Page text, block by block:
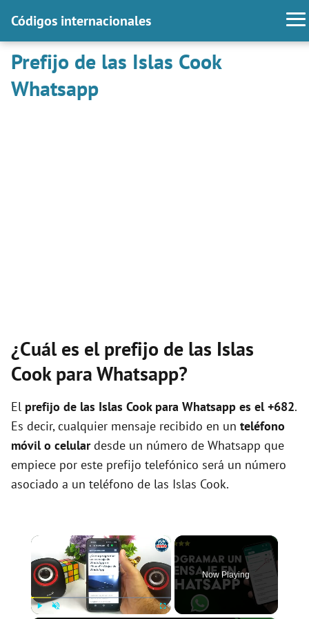
Códigos internacionales
Prefijo de las Islas Cook
Whatsapp
¿Cuál es el prefijo de las Islas
Cook para Whatsapp?
El prefijo de las Islas Cook para Whatsapp es el +682.
Es decir, cualquier mensaje recibido en un teléfono
móvil o celulardesde un número de Whatsapp que
empiece por este prefijo telefónico será un número
asociado a un teléfono de las Islas Cook.
×
Now Playing